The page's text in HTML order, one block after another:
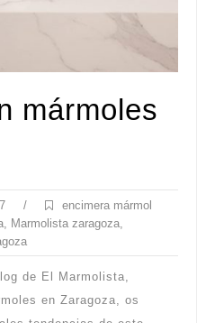
mármoles
/
encimera mármol
, Marmolista zaragoza,
de El Marmolista,
en Zaragoza, os